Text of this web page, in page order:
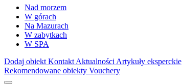
Nad morzem
W górach
Na Mazurach
W zabytkach
W SPA
Dodaj obiekt Kontakt Aktualności Artykuły eksperckie
Rekomendowane obiekty Vouchery